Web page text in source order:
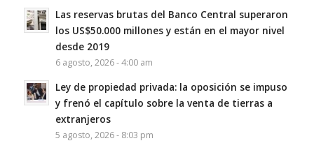
Las reservas brutas del Banco Central superaron
los US$50.000 millones y están en el mayor nivel
desde 2019
6 agosto, 2026 - 4:00 am
Ley de propiedad privada: la oposición se impuso
y frenó el capítulo sobre la venta de tierras a
extranjeros
5 agosto, 2026 - 8:03 pm